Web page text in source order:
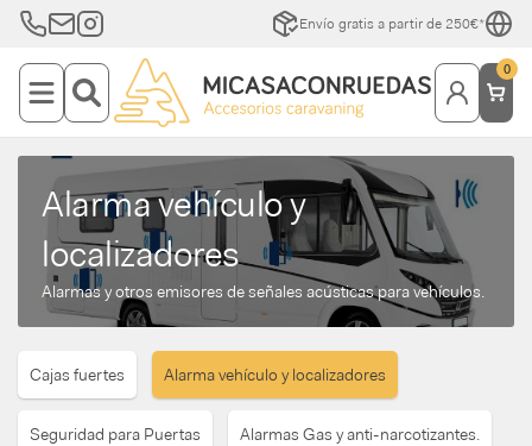
Envío gratis a partir de 250€*
0
Alarma vehículo y
localizadores
Alarmas y otros emisores de señales acústicas para vehículos.
Cajas fuertes Alarma vehículo y localizadores
Seguridad para Puertas Alarmas Gas y anti-narcotizantes.